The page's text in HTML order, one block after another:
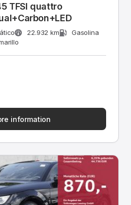
TFSI quattro
22.932 km
Gasolina
information